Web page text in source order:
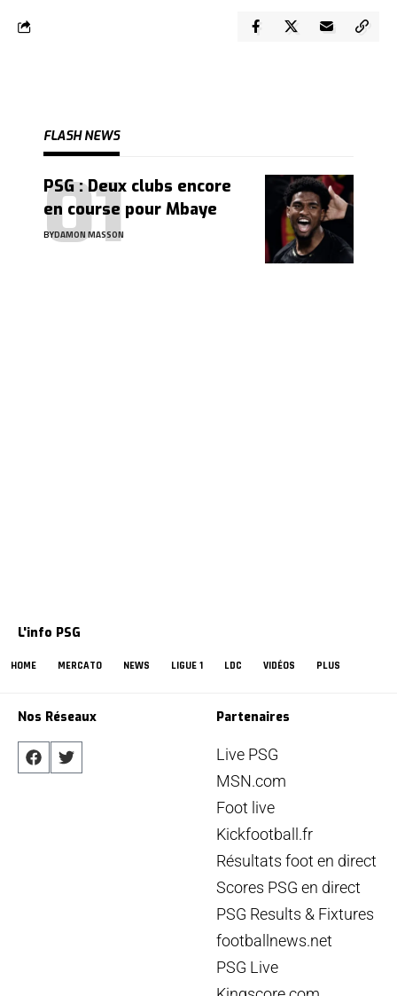
FLASH NEWS
PSG : Deux clubs encore
en course pour Mbaye
BYDAMON MASSON
L'info PSG
HOME MERCATO NEWS LIGUE 1 LDC VIDÉOS PLUS
Nos Réseaux Partenaires
Live PSG
MSN.com
Foot live
Kickfootball.fr
Résultats foot en direct
Scores PSG en direct
PSG Results & Fixtures
footballnews.net
PSG Live